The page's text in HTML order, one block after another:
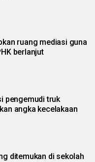
ruang mediasi guna
berlanjut
pengemudi truk
angka kecelakaan
ditemukan di sekolah